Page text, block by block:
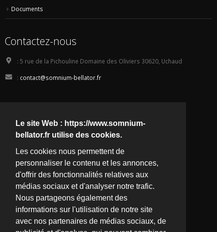
Le site Web : https://www.somnium-
bellator.fr utilise des cookies.
Les cookies nous permettent de
personnaliser le contenu et les annonces,
d'offrir des fonctionnalités relatives aux
médias sociaux et d'analyser notre trafic.
Nous partageons également des
informations sur l'utilisation de notre site
avec nos partenaires de médias sociaux, de
Documents
Contactez-nous
: 5 rue de la Pichouline Domaine des Oliviers 30620, Uchaud
: contact@somnium-bellator.fr
Rejoignez nous